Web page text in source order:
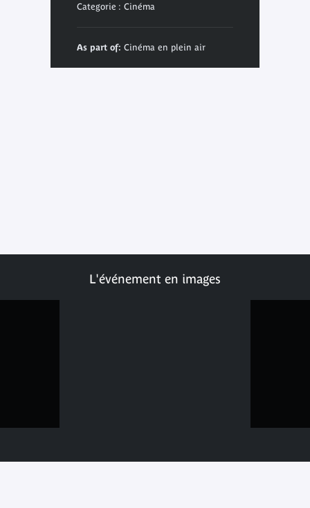
Categorie : Cinéma
As part of: Cinéma en plein air
L'événement en images